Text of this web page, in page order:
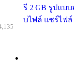
รี 2 GB รูปแบ
บไฟล์ แชร์ไฟล์